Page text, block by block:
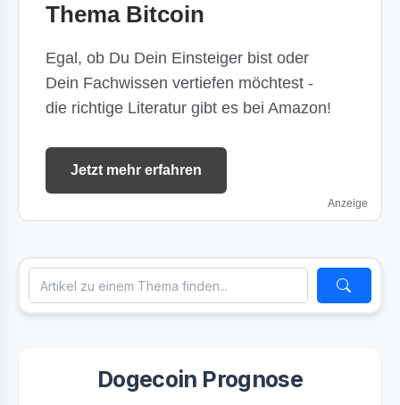
Thema Bitcoin
Egal, ob Du Dein Einsteiger bist oder
Dein Fachwissen vertiefen möchtest -
die richtige Literatur gibt es bei Amazon!
Jetzt mehr erfahren
Anzeige
Dogecoin Prognose